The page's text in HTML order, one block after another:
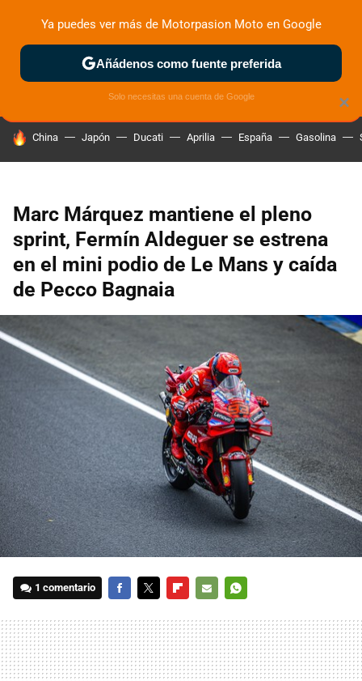
ZONA DE PRUEBAS DEPORTIVAS MOTOS ELÉCTRICAS
HOY SE HABLA DE
China Japón Ducati Aprilia España Gasolina
Marc Márquez mantiene el pleno
sprint, Fermín Aldeguer se estrena
en el mini podio de Le Mans y caída
de Pecco Bagnaia
1 comentario
MAIL
×
Ya puedes ver más de Motorpasion Moto en Google
Añádenos como fuente preferida
Solo necesitas una cuenta de Google